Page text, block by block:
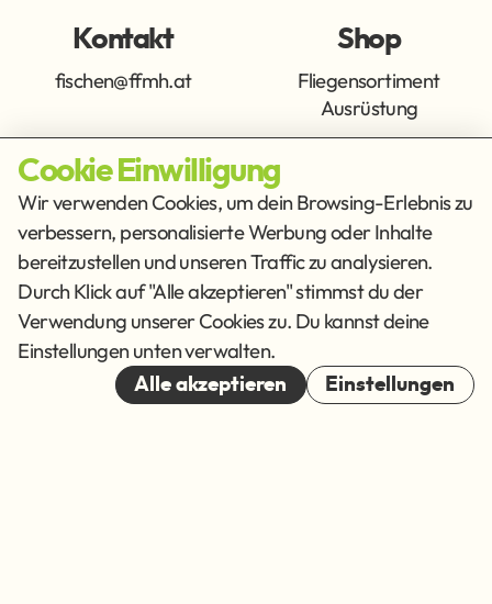
Kontakt
fischen@ffmh.at
Shop
Fliegensortiment
Ausrüstung
Info
Impressum
Datenschutz
AGB
Get Social
© 2026
Cookie Einwilligung
Wir verwenden Cookies, um dein Browsing-Erlebnis zu
verbessern, personalisierte Werbung oder Inhalte
bereitzustellen und unseren Traffic zu analysieren.
Durch Klick auf "Alle akzeptieren" stimmst du der
Verwendung unserer Cookies zu. Du kannst deine
Einstellungen unten verwalten.
Alle akzeptieren Einstellungen